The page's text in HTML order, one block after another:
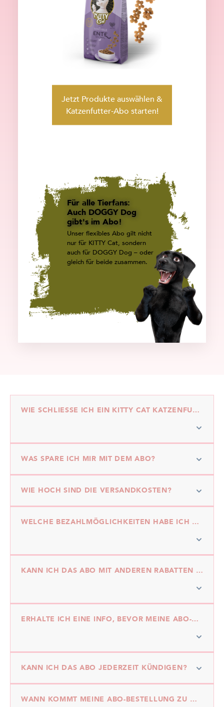
Jetzt Produkte auswählen &
Katzenfutter‑Abo starten!
Für alle Tierfans:
Auch DOGGY Dog
gibt's im Abo!
Unser flexibles Abo gilt nicht
nur für KITTY Cat, sondern
auch für DOGGY Dog – oder
gleich für beide zusammen.
WIE SCHLIESSE ICH EIN KITTY CAT KATZENFUTTER-ABO AB?
WAS SPARE ICH MIR MIT DEM ABO?
WIE HOCH SIND DIE VERSANDKOSTEN?
WELCHE BEZAHLMÖGLICHKEITEN HABE ICH BEIM ABO?
KANN ICH DAS ABO MIT ANDEREN RABATTEN ODER AKTIONEN KOMBINIEREN?
ERHALTE ICH EINE INFO, BEVOR MEINE ABO-BESTELLUNG AUSGELÖST WIRD?
KANN ICH DAS ABO JEDERZEIT KÜNDIGEN?
WANN KOMMT MEINE ABO-BESTELLUNG ZU MIR?